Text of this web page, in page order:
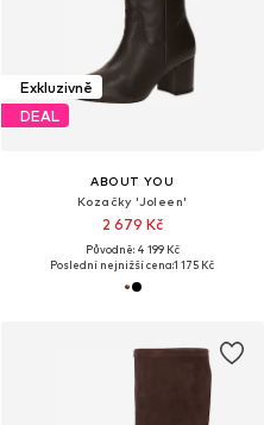
Exkluzivně
DEAL
ABOUT YOU
Kozačky 'Joleen'
2 679 Kč
Původně: 4 199 Kč
Poslední nejnižší cena:1 175 Kč